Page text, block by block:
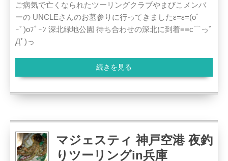
ご病気で亡くなられたツーリングクラブやまびこメンバ
ーの UNCLEさんのお墓参りに行ってきましたε=ε=(oﾟ
ｰﾟ)oﾌﾞｰﾝ 深北緑地公園 待ち合わせの深北に到着≡≡c⌒っﾟ
Дﾟ)っ
続きを見る
マジェスティ 神戸空港 夜釣
りツーリングin兵庫